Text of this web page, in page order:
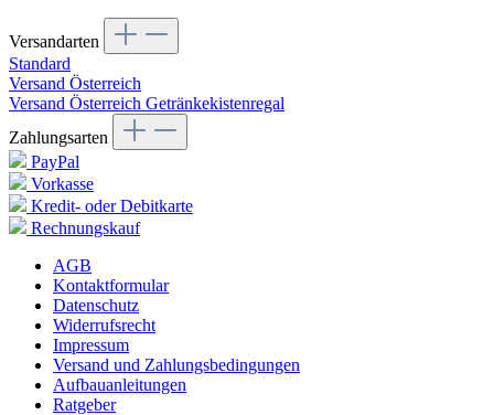
Versandarten
Standard
Versand Österreich
Versand Österreich Getränkekistenregal
Zahlungsarten
PayPal
Vorkasse
Kredit- oder Debitkarte
Rechnungskauf
AGB
Kontaktformular
Datenschutz
Widerrufsrecht
Impressum
Versand und Zahlungsbedingungen
Aufbauanleitungen
Ratgeber